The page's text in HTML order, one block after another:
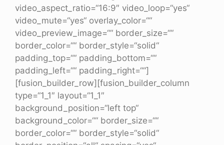
video_aspect_ratio=“16:9″ video_loop=“yes“
video_mute=“yes“ overlay_color=““
video_preview_image=““ border_size=““
border_color=““ border_style=“solid“
padding_top=““ padding_bottom=““
padding_left=““ padding_right=““]
[fusion_builder_row][fusion_builder_column
type=“1_1″ layout=“1_1″
background_position=“left top“
background_color=““ border_size=““
border_color=““ border_style=“solid“